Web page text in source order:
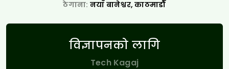
ठेगाना: नयाँ बानेश्वर, काठमाडौँ
विज्ञापनको लागि
Tech Kagaj